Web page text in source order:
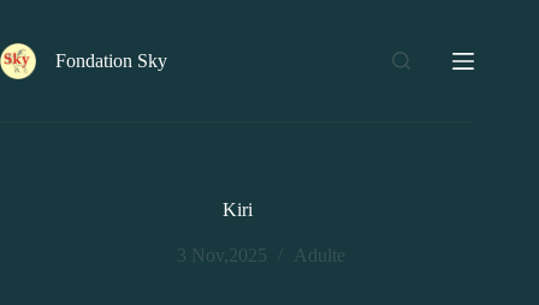
Fondation Sky
Kiri
3 Nov,2025 Adulte